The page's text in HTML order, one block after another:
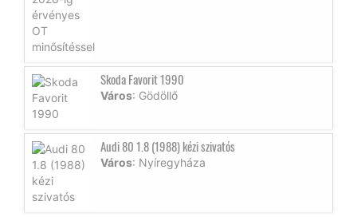
Skoda Favorit 1990
Város: Gödöllő
Audi 80 1.8 (1988) kézi szivatós
Város: Nyíregyháza